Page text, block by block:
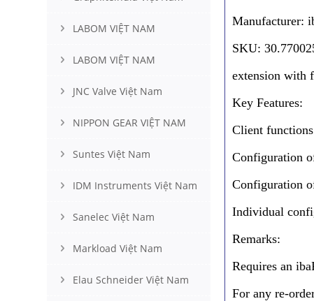
LABOM VIỆT NAM
LABOM VIỆT NAM
JNC Valve Việt Nam
NIPPON GEAR VIỆT NAM
Suntes Việt Nam
IDM Instruments Việt Nam
Sanelec Việt Nam
Markload Việt Nam
Elau Schneider Việt Nam
Manufacturer:
SKU:
extension with
Key Features:
Client
Configuration
Configuration
Individual
Remarks:
Requires an
For any re-